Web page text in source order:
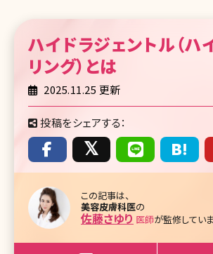
ハイドラジェントル（ハ
リング） とは
2025.11.25 更新
投稿をシェアする：
この記事は、
美容皮膚科医の
佐藤さゆり 医師が監修していま